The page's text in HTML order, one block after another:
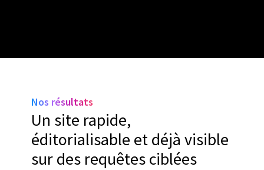
Nos résultats
Un site rapide,
éditorialisable et déjà visible
sur des requêtes ciblées